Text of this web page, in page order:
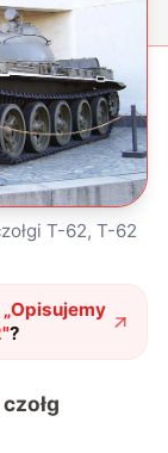
T-62, T-62
„Opisujemy
"?